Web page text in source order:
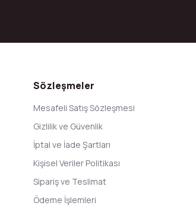
Sözleşmeler
Mesafeli Satış Sözleşmesi
Gizlilik ve Güvenlik
İptal ve İade Şartları
Kişisel Veriler Politikası
Sipariş ve Teslimat
Ödeme İşlemleri